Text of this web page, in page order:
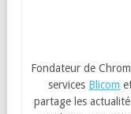
Fondateur de
services Blicom
partage les